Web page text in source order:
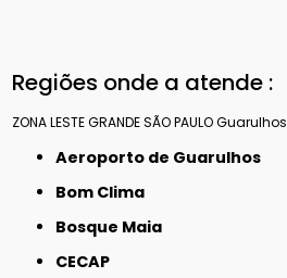
Regiões onde a atende :
ZONA LESTEGRANDE SÃO PAULOGuarulhos
Aeroporto de Guarulhos
Bom Clima
Bosque Maia
CECAP